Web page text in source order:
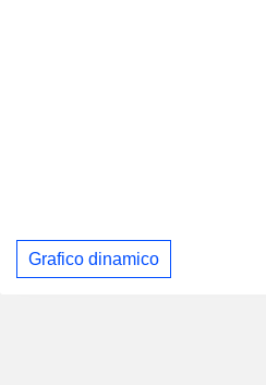
Grafico dinamico